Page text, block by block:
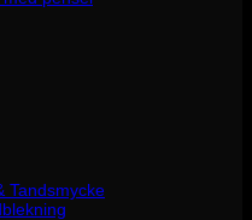
Tandsmycke